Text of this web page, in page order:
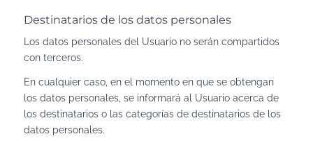
Destinatarios de los datos personales
Los datos personales del Usuario no serán compartidos
con terceros.
En cualquier caso, en el momento en que se obtengan
los datos personales, se informará al Usuario acerca de
los destinatarios o las categorías de destinatarios de los
datos personales.